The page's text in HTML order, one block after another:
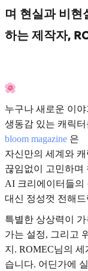
며 현실과 비현
하는 제작자,
누구나 새로운 이
생동감 있는 캐릭
bloom magazine 은
자신만의 세계와
끊임없이 고민하며
AI 크리에이터들의
대신 정성껏 전해드
특별한 상상력이
가는 설정, 그리고
지. ROMEC님의
습니다. 어딘가에